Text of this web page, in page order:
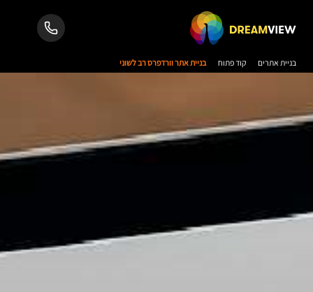
בניית אתרים קוד פתוח בניית אתר וורדפרס רב לשוני